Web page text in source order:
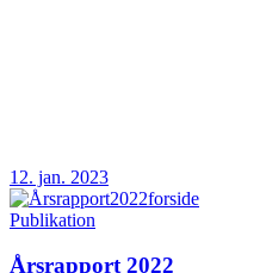
12. jan. 2023
Publikation
Årsrapport 2022